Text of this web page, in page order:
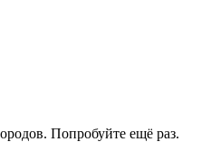
Попробуйте ещё раз.